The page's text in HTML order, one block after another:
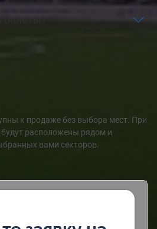
билеты?
к продаже без выбора мест. При
расположены рядом и
вами секторов.